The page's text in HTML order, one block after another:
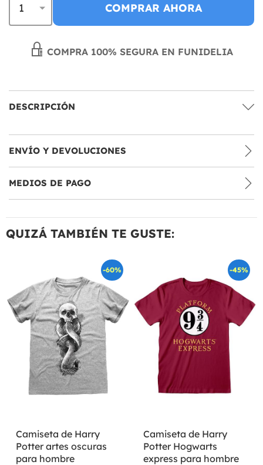
COMPRAR AHORA
COMPRA 100% SEGURA EN FUNIDELIA
DESCRIPCIÓN
ENVÍO Y DEVOLUCIONES
MEDIOS DE PAGO
QUIZÁ TAMBIÉN TE GUSTE:
-60%
Camiseta de Harry
Potter artes oscuras
para hombre
-45%
Camiseta de Harry
Potter Hogwarts
express para hombre